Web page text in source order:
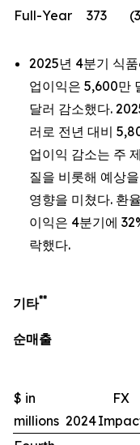
Full-Year
373
2025년 4분기 식
업이익은 5,600만
달러 감소했다.
러로 전년 대비
업이익 감소는 주
질을 비롯해 예상
영향을 미쳤다. 환
이익은 4분기에
락했다.
기타**
순매출
$ in
millions 2024
FX